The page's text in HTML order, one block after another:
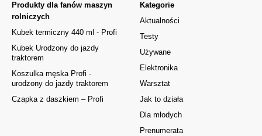
Kategorie
Aktualności
Testy
Używane
Elektronika
Warsztat
Jak to działa
Dla młodych
Prenumerata
Produkty dla fanów maszyn
rolniczych
Kubek termiczny 440 ml - Profi
Kubek Urodzony do jazdy
traktorem
Koszulka męska Profi -
urodzony do jazdy traktorem
Czapka z daszkiem – Profi